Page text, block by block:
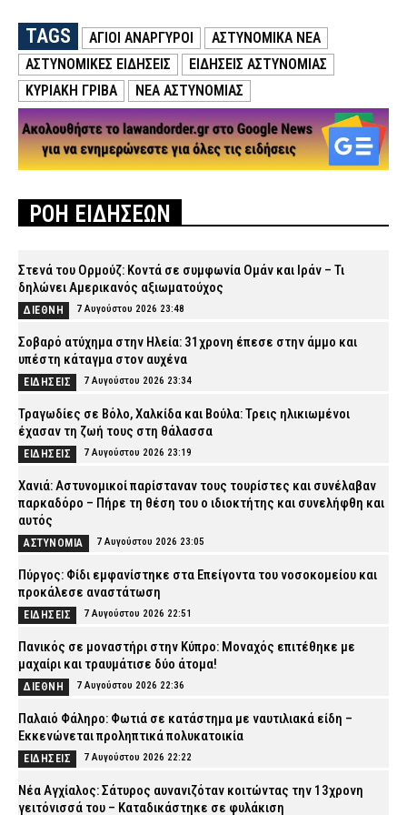
TAGS ΑΓΙΟΙ ΑΝΑΡΓΥΡΟΙ
ΑΣΤΥΝΟΜΙΚΑ ΝΕΑ
ΑΣΤΥΝΟΜΙΚΕΣ ΕΙΔΗΣΕΙΣ
ΕΙΔΗΣΕΙΣ ΑΣΤΥΝΟΜΙΑΣ
ΚΥΡΙΑΚΉ ΓΡΊΒΑ
ΝΕΑ ΑΣΤΥΝΟΜΙΑΣ
ΡΟΗ ΕΙΔΗΣΕΩΝ
Στενά του Ορμούζ: Κοντά σε συμφωνία Ομάν και Ιράν – Τι
δηλώνει Αμερικανός αξιωματούχος
ΔΙΕΘΝΗ 7 Αυγούστου 2026 23:48
Σοβαρό ατύχημα στην Ηλεία: 31χρονη έπεσε στην άμμο και
υπέστη κάταγμα στον αυχένα
ΕΙΔΗΣΕΙΣ 7 Αυγούστου 2026 23:34
Τραγωδίες σε Βόλο, Χαλκίδα και Βούλα: Τρεις ηλικιωμένοι
έχασαν τη ζωή τους στη θάλασσα
ΕΙΔΗΣΕΙΣ 7 Αυγούστου 2026 23:19
Χανιά: Αστυνομικοί παρίσταναν τους τουρίστες και συνέλαβαν
παρκαδόρο – Πήρε τη θέση του ο ιδιοκτήτης και συνελήφθη και
αυτός
ΑΣΤΥΝΟΜΙΑ 7 Αυγούστου 2026 23:05
Πύργος: Φίδι εμφανίστηκε στα Επείγοντα του νοσοκομείου και
προκάλεσε αναστάτωση
ΕΙΔΗΣΕΙΣ 7 Αυγούστου 2026 22:51
Πανικός σε μοναστήρι στην Κύπρο: Μοναχός επιτέθηκε με
μαχαίρι και τραυμάτισε δύο άτομα!
ΔΙΕΘΝΗ 7 Αυγούστου 2026 22:36
Παλαιό Φάληρο: Φωτιά σε κατάστημα με ναυτιλιακά είδη –
Εκκενώνεται προληπτικά πολυκατοικία
ΕΙΔΗΣΕΙΣ 7 Αυγούστου 2026 22:22
Νέα Αγχίαλος: Σάτυρος αυνανιζόταν κοιτώντας την 13χρονη
γειτόνισσά του – Καταδικάστηκε σε φυλάκιση